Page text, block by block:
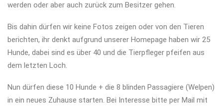
werden oder aber auch zurück zum Besitzer gehen.
Bis dahin dürfen wir keine Fotos zeigen oder von den Tieren
berichten, ihr denkt aufgrund unserer Homepage haben wir 25
Hunde, dabei sind es über 40 und die Tierpfleger pfeifen aus
dem letzten Loch.
Nun dürfen diese 10 Hunde + die 8 blinden Passagiere (Welpen)
in ein neues Zuhause starten. Bei Interesse bitte per Mail mit